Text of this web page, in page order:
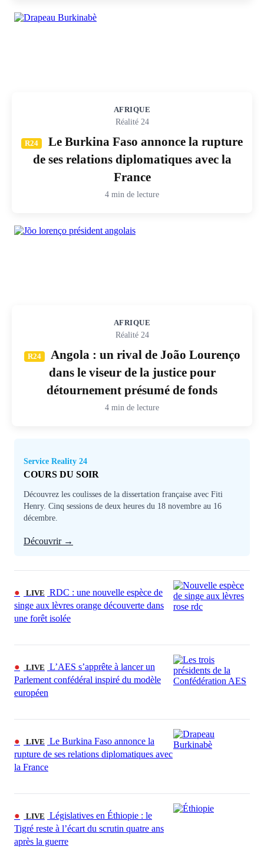
AFRIQUE
Réalité 24
R24
Le Burkina Faso annonce la rupture
de ses relations diplomatiques avec la
France
4 min de lecture
AFRIQUE
Réalité 24
R24
Angola : un rival de João Lourenço
dans le viseur de la justice pour
détournement présumé de fonds
4 min de lecture
Service Reality 24
COURS DU SOIR
Découvrez les coulisses de la dissertation française avec Fiti
Henry. Cinq sessions de deux heures du 18 novembre au 16
décembre.
Découvrir →
● LIVE
RDC : une nouvelle espèce de
singe aux lèvres orange découverte dans
une forêt isolée
● LIVE
L’AES s’apprête à lancer un
Parlement confédéral inspiré du modèle
européen
● LIVE
Le Burkina Faso annonce la
rupture de ses relations diplomatiques avec
la France
● LIVE
Législatives en Éthiopie : le
Tigré reste à l’écart du scrutin quatre ans
après la guerre